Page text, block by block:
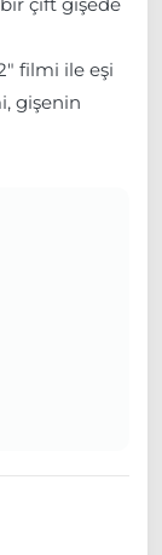
filmi ile eşi
gişenin